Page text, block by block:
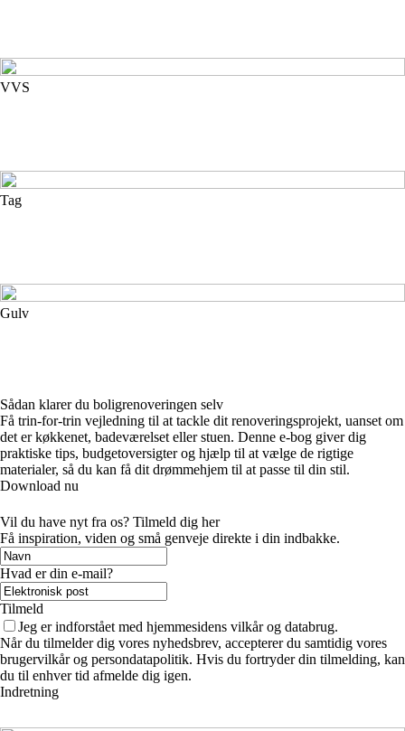
VVS
Tag
Gulv
Sådan klarer du boligrenoveringen selv
Få trin-for-trin vejledning til at tackle dit renoveringsprojekt, uanset om
det er køkkenet, badeværelset eller stuen. Denne e-bog giver dig
praktiske tips, budgetoversigter og hjælp til at vælge de rigtige
materialer, så du kan få dit drømmehjem til at passe til din stil.
Download nu
Vil du have nyt fra os? Tilmeld dig her
Få inspiration, viden og små genveje direkte i din indbakke.
Hvad er din e-mail?
Tilmeld
Jeg er indforstået med hjemmesidens vilkår og databrug.
Når du tilmelder dig vores nyhedsbrev, accepterer du samtidig vores
brugervilkår og persondatapolitik. Hvis du fortryder din tilmelding, kan
du til enhver tid afmelde dig igen.
Indretning